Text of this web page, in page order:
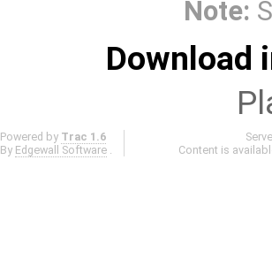
Note:
Download
Powered by Trac 1.6
By Edgewall Software
Content is